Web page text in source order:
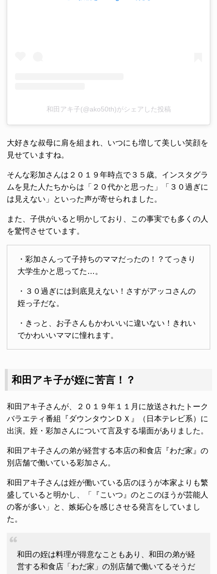
和田アキ子(@ako50th)がシェアした投稿
大好きな叔母に肩を組まれ、いつにも増して美しい笑顔を
見せていますね。
そんな彩加さんは２０１９年時点で３５歳。インスタグラ
ムを見た人たちからは「２０代かと思った」「３０過ぎに
は見えない」といった声が寄せられました。
また、子供がいると明かしており、この事実でも多くの人
を驚愕させています。
・彩加さんって子持ちのママだったの！？てっきり
大学生かと思ってた…。
・３０過ぎには到底見えない！さすがアッコさんの
姪っ子だな。
・きっと、お子さんもかわいいに違いない！きれい
でかわいいママに憧れます。
和田アキ子が姪に苦言！？
和田アキ子さんが、２０１９年１１月に放送されたトーク
バラエティ番組『ダウンタウンＤＸ』（日本テレビ系）に
出演。姪・彩加さんについて言及する場面がありました。
和田アキ子さんの弟が経営する本店の和食店『わだ家』の
別店舗で働いている彩加さん。
和田アキ子さんは姪が働いている店のほうが本家よりも繁
盛していると明かし、「『こいつ』のとこのほうが芸能人
の客が多い」と、嫉妬心を感じさせる発言をしていまし
た。
和田の姪は料理が得意なこともあり、和田の弟が経
営する和食店「わだ家」の別店舗で働いてるそうだ